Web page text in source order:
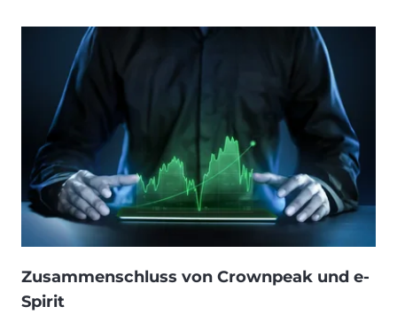
Zusammenschluss von Crownpeak und e-
Spirit